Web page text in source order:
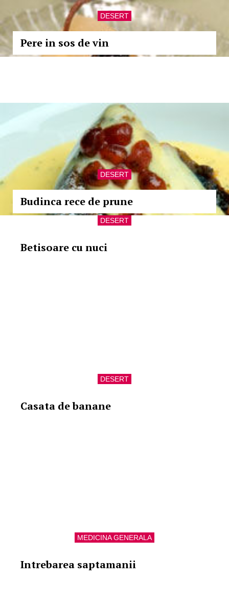
DESERT
Pere in sos de vin
DESERT
Budinca rece de prune
DESERT
Betisoare cu nuci
DESERT
Casata de banane
MEDICINA GENERALA
Intrebarea saptamanii